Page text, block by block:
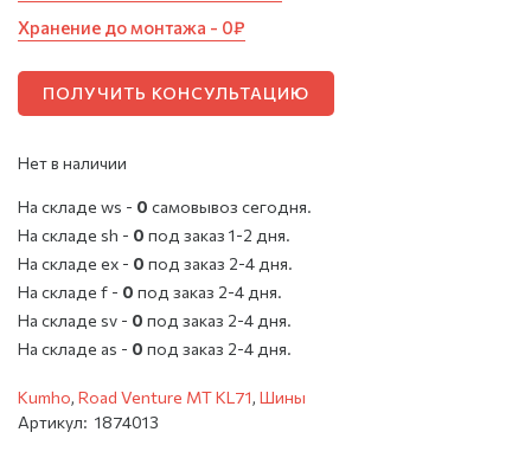
Хранение до монтажа - 0₽
ПОЛУЧИТЬ КОНСУЛЬТАЦИЮ
Нет в наличии
На складе ws - 0 cамовывоз сегодня.
На складе sh - 0 под заказ 1-2 дня.
На складе ex - 0 под заказ 2-4 дня.
На складе f - 0 под заказ 2-4 дня.
На складе sv - 0 под заказ 2-4 дня.
На складе as - 0 под заказ 2-4 дня.
Kumho, Road Venture MT KL71, Шины
Артикул: 1874013